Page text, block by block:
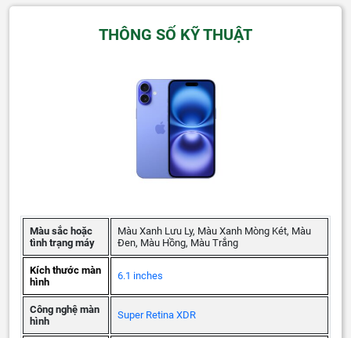
THÔNG SỐ KỸ THUẬT
Màu sắc hoặc
tình trạng máy
Màu Xanh Lưu Ly, Màu Xanh Mòng Két, Màu
Đen, Màu Hồng, Màu Trắng
Kích thước màn
hình
6.1 inches
Công nghệ màn
hình
Super Retina XDR